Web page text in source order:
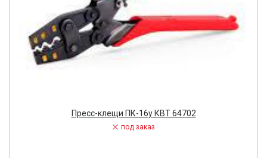
Пресс-клещи ПК-16у КВТ 64702
под заказ